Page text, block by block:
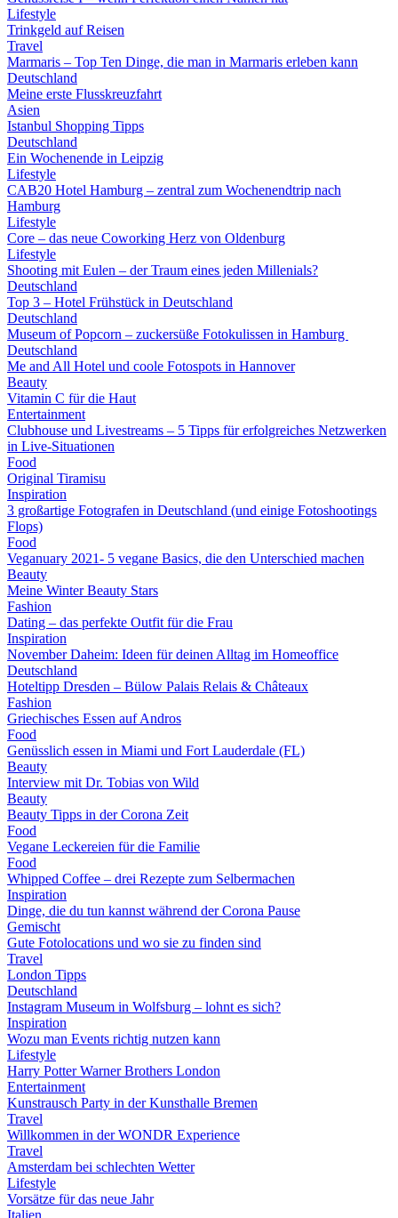
Lifestyle
Trinkgeld auf Reisen
Travel
Marmaris – Top Ten Dinge, die man in Marmaris erleben kann
Deutschland
Meine erste Flusskreuzfahrt
Asien
Istanbul Shopping Tipps
Deutschland
Ein Wochenende in Leipzig
Lifestyle
CAB20 Hotel Hamburg – zentral zum Wochenendtrip nach
Hamburg
Lifestyle
Core – das neue Coworking Herz von Oldenburg
Lifestyle
Shooting mit Eulen – der Traum eines jeden Millenials?
Deutschland
Top 3 – Hotel Frühstück in Deutschland
Deutschland
Museum of Popcorn – zuckersüße Fotokulissen in Hamburg
Deutschland
Me and All Hotel und coole Fotospots in Hannover
Beauty
Vitamin C für die Haut
Entertainment
Clubhouse und Livestreams – 5 Tipps für erfolgreiches Netzwerken
in Live-Situationen
Food
Original Tiramisu
Inspiration
3 großartige Fotografen in Deutschland (und einige Fotoshootings
Flops)
Food
Veganuary 2021- 5 vegane Basics, die den Unterschied machen
Beauty
Meine Winter Beauty Stars
Fashion
Dating – das perfekte Outfit für die Frau
Inspiration
November Daheim: Ideen für deinen Alltag im Homeoffice
Deutschland
Hoteltipp Dresden – Bülow Palais Relais & Châteaux
Fashion
Griechisches Essen auf Andros
Food
Genüsslich essen in Miami und Fort Lauderdale (FL)
Beauty
Interview mit Dr. Tobias von Wild
Beauty
Beauty Tipps in der Corona Zeit
Food
Vegane Leckereien für die Familie
Food
Whipped Coffee – drei Rezepte zum Selbermachen
Inspiration
Dinge, die du tun kannst während der Corona Pause
Gemischt
Gute Fotolocations und wo sie zu finden sind
Travel
London Tipps
Deutschland
Instagram Museum in Wolfsburg – lohnt es sich?
Inspiration
Wozu man Events richtig nutzen kann
Lifestyle
Harry Potter Warner Brothers London
Entertainment
Kunstrausch Party in der Kunsthalle Bremen
Travel
Willkommen in der WONDR Experience
Travel
Amsterdam bei schlechten Wetter
Lifestyle
Vorsätze für das neue Jahr
Italien